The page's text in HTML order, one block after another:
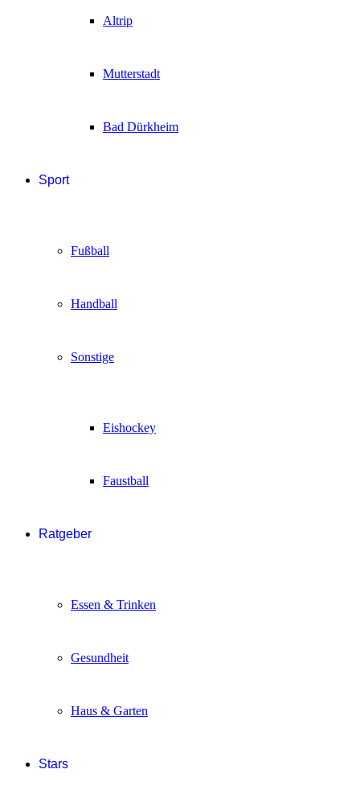
Altrip
Mutterstadt
Bad Dürkheim
Sport
Fußball
Handball
Sonstige
Eishockey
Faustball
Ratgeber
Essen & Trinken
Gesundheit
Haus & Garten
Stars